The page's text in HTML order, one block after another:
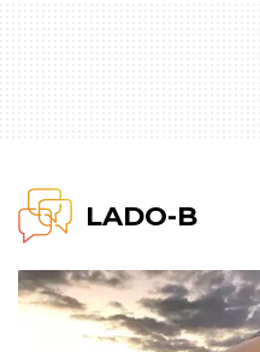
LADO-B